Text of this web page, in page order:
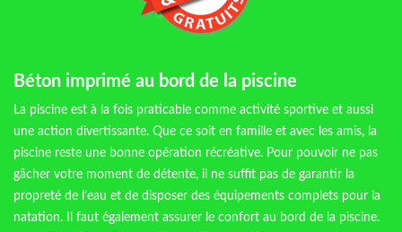
Béton imprimé au bord de la piscine
La piscine est à la fois praticable comme activité sportive et aussi
une action divertissante. Que ce soit en famille et avec les amis, la
piscine reste une bonne opération récréative. Pour pouvoir ne pas
gâcher votre moment de détente, il ne suffit pas de garantir la
propreté de l’eau et de disposer des équipements complets pour la
natation. Il faut également assurer le confort au bord de la piscine.